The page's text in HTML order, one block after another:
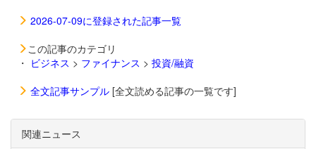
2026-07-09に登録された記事一覧
この記事のカテゴリ
・ ビジネス > ファイナンス > 投資/融資
全文記事サンプル [全文読める記事の一覧です]
関連ニュース